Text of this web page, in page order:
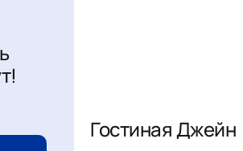
Гостиная Джейн